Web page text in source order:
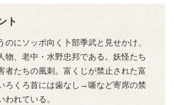
ト
のにソッポ向く卜部季武と見せかけ、
物、老中・水野忠邦である。妖怪たち
者たちの風刺。富くじが禁止された富
ろくろ首には歯なし→噺など寄席の禁
われている。